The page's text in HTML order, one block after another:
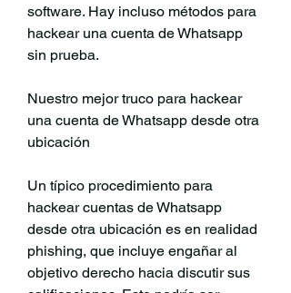
software. Hay incluso métodos para
hackear una cuenta de Whatsapp
sin prueba.
Nuestro mejor truco para hackear
una cuenta de Whatsapp desde otra
ubicación
Un típico procedimiento para
hackear cuentas de Whatsapp
desde otra ubicación es en realidad
phishing, que incluye engañar al
objetivo derecho hacia discutir sus